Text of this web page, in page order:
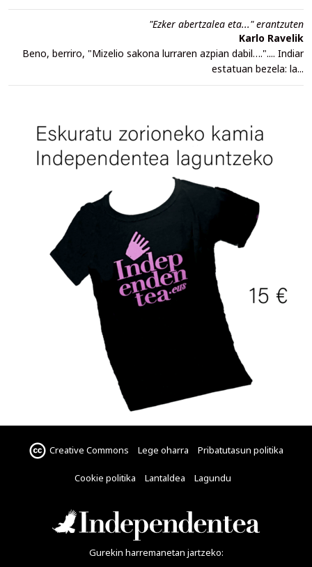
"Ezker abertzalea eta..." erantzuten
Karlo Ravelik
Beno, berriro, "Mizelio sakona lurraren azpian dabil….".... Indiar
estatuan bezela: la...
Creative Commons Lege oharra Pribatutasun politika
Cookie politika Lantaldea Lagundu
Gurekin harremanetan jartzeko: